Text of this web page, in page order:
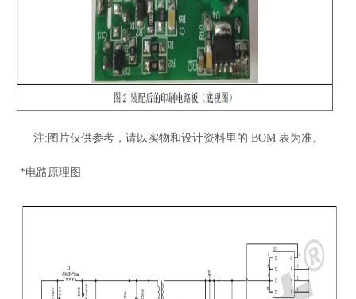
注:图片仅供参考，请以实物和设计资料里的 BOM 表为准。
*电路原理图